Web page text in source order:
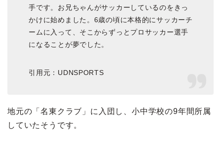
手です。お兄ちゃんがサッカーしているのをきっ
かけに始めました。6歳の頃に本格的にサッカーチ
ームに入って、そこからずっとプロサッカー選手
になることが夢でした。
引用元：UDNSPORTS
地元の「名東クラブ」に入団し、小中学校の9年間所属
していたそうです。